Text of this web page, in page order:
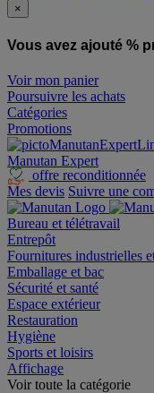
×
Vous avez ajouté %
Voir mon panier
Poursuivre les achats
Catégories
Promotions
Manutan Expert
offre reconditionnée
Mes devis Suivre une
Bureau et télétravail
Entrepôt
Fournitures industrielles
Emballage et bac
Sécurité et santé
Espace extérieur
Restauration
Hygiène
Sports et loisirs
Affichage
Voir toute la catégorie